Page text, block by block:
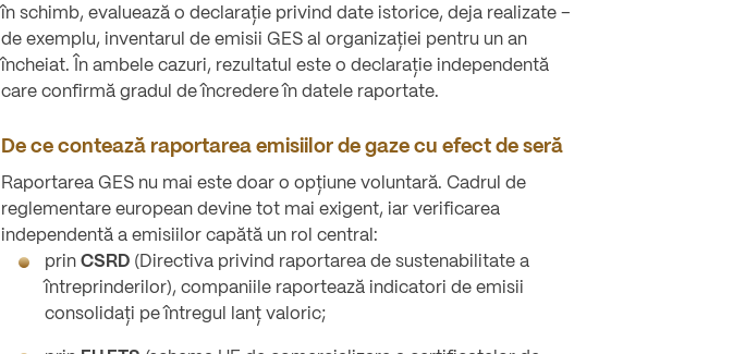
în schimb, evaluează o declarație privind date istorice, deja realizate –
de exemplu, inventarul de emisii GES al organizației pentru un an
încheiat. În ambele cazuri, rezultatul este o declarație independentă
care confirmă gradul de încredere în datele raportate.
De ce contează raportarea emisiilor de gaze cu efect de seră
Raportarea GES nu mai este doar o opțiune voluntară. Cadrul de
reglementare european devine tot mai exigent, iar verificarea
independentă a emisiilor capătă un rol central:
prin CSRD (Directiva privind raportarea de sustenabilitate a
întreprinderilor), companiile raportează indicatori de emisii
consolidați pe întregul lanț valoric;